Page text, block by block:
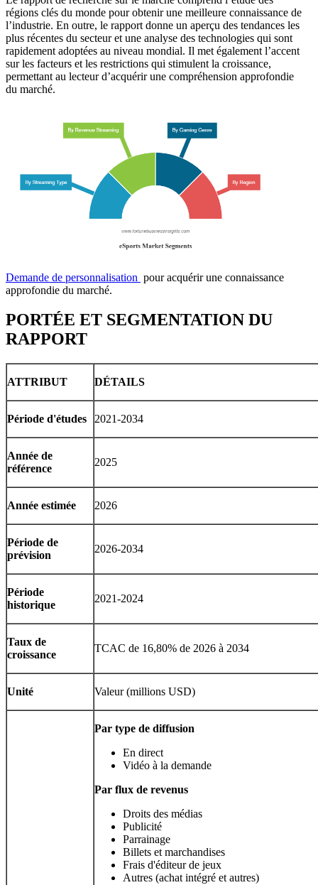
régions clés du monde pour obtenir une meilleure connaissance de
l’industrie. En outre, le rapport donne un aperçu des tendances les
plus récentes du secteur et une analyse des technologies qui sont
rapidement adoptées au niveau mondial. Il met également l’accent
sur les facteurs et les restrictions qui stimulent la croissance,
permettant au lecteur d’acquérir une compréhension approfondie
du marché.
Demande de personnalisation pour acquérir une connaissance
approfondie du marché.
PORTÉE ET SEGMENTATION DU
RAPPORT
ATTRIBUT DÉTAILS
Période d'études 2021-2034
Année de
référence
2025
Année estimée 2026
Période de
prévision
2026-2034
Période
historique
2021-2024
Taux de
croissance
TCAC de 16,80% de 2026 à 2034
Unité Valeur (millions USD)
Par type de diffusion
En direct
Vidéo à la demande
Par flux de revenus
Droits des médias
Publicité
Parrainage
Billets et marchandises
Frais d'éditeur de jeux
Autres (achat intégré et autres)